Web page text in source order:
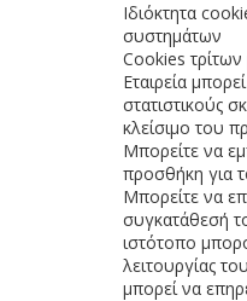
Ιδιόκτητα
συστημάτων
Cookies
Εταιρεία
στατιστικούς
κλείσιμο του
Μπορείτε να
προσθήκη για
Μπορείτε να
συγκατάθεσή
ιστότοπο
λειτουργίας
μπορεί να